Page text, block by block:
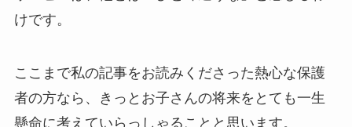
けです。
ここまで私の記事をお読みくださった熱心な保護
者の方なら、きっとお子さんの将来をとても一生
懸命に考えていらっしゃることと思います。